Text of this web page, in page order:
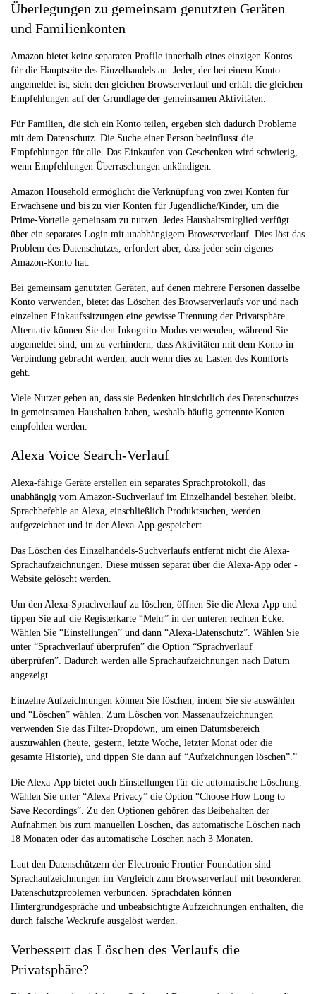
Überlegungen zu gemeinsam genutzten Geräten
und Familienkonten
Amazon bietet keine separaten Profile innerhalb eines einzigen Kontos
für die Hauptseite des Einzelhandels an. Jeder, der bei einem Konto
angemeldet ist, sieht den gleichen Browserverlauf und erhält die gleichen
Empfehlungen auf der Grundlage der gemeinsamen Aktivitäten.
Für Familien, die sich ein Konto teilen, ergeben sich dadurch Probleme
mit dem Datenschutz. Die Suche einer Person beeinflusst die
Empfehlungen für alle. Das Einkaufen von Geschenken wird schwierig,
wenn Empfehlungen Überraschungen ankündigen.
Amazon Household ermöglicht die Verknüpfung von zwei Konten für
Erwachsene und bis zu vier Konten für Jugendliche/Kinder, um die
Prime-Vorteile gemeinsam zu nutzen. Jedes Haushaltsmitglied verfügt
über ein separates Login mit unabhängigem Browserverlauf. Dies löst das
Problem des Datenschutzes, erfordert aber, dass jeder sein eigenes
Amazon-Konto hat.
Bei gemeinsam genutzten Geräten, auf denen mehrere Personen dasselbe
Konto verwenden, bietet das Löschen des Browserverlaufs vor und nach
einzelnen Einkaufssitzungen eine gewisse Trennung der Privatsphäre.
Alternativ können Sie den Inkognito-Modus verwenden, während Sie
abgemeldet sind, um zu verhindern, dass Aktivitäten mit dem Konto in
Verbindung gebracht werden, auch wenn dies zu Lasten des Komforts
geht.
Viele Nutzer geben an, dass sie Bedenken hinsichtlich des Datenschutzes
in gemeinsamen Haushalten haben, weshalb häufig getrennte Konten
empfohlen werden.
Alexa Voice Search-Verlauf
Alexa-fähige Geräte erstellen ein separates Sprachprotokoll, das
unabhängig vom Amazon-Suchverlauf im Einzelhandel bestehen bleibt.
Sprachbefehle an Alexa, einschließlich Produktsuchen, werden
aufgezeichnet und in der Alexa-App gespeichert.
Das Löschen des Einzelhandels-Suchverlaufs entfernt nicht die Alexa-
Sprachaufzeichnungen. Diese müssen separat über die Alexa-App oder -
Website gelöscht werden.
Um den Alexa-Sprachverlauf zu löschen, öffnen Sie die Alexa-App und
tippen Sie auf die Registerkarte “Mehr” in der unteren rechten Ecke.
Wählen Sie “Einstellungen” und dann “Alexa-Datenschutz”. Wählen Sie
unter “Sprachverlauf überprüfen” die Option “Sprachverlauf
überprüfen”. Dadurch werden alle Sprachaufzeichnungen nach Datum
angezeigt.
Einzelne Aufzeichnungen können Sie löschen, indem Sie sie auswählen
und “Löschen” wählen. Zum Löschen von Massenaufzeichnungen
verwenden Sie das Filter-Dropdown, um einen Datumsbereich
auszuwählen (heute, gestern, letzte Woche, letzter Monat oder die
gesamte Historie), und tippen Sie dann auf “Aufzeichnungen löschen”.”
Die Alexa-App bietet auch Einstellungen für die automatische Löschung.
Wählen Sie unter “Alexa Privacy” die Option “Choose How Long to
Save Recordings”. Zu den Optionen gehören das Beibehalten der
Aufnahmen bis zum manuellen Löschen, das automatische Löschen nach
18 Monaten oder das automatische Löschen nach 3 Monaten.
Laut den Datenschützern der Electronic Frontier Foundation sind
Sprachaufzeichnungen im Vergleich zum Browserverlauf mit besonderen
Datenschutzproblemen verbunden. Sprachdaten können
Hintergrundgespräche und unbeabsichtigte Aufzeichnungen enthalten, die
durch falsche Weckrufe ausgelöst werden.
Verbessert das Löschen des Verlaufs die
Privatsphäre?